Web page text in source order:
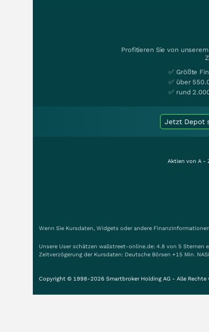
Profitieren Sie von
✅ Größte
✅ über
✅ rund
Jetzt Depot
Aktien von A -
Wenn Sie Kursdaten, Widgets oder andere
Unsere User schätzen wallstreet-online.de: 4.8 von 5
Zeitverzögerung der Kursdaten: Deutsche Börsen +15 Min.
Copyright © 1998-2026 Smartbroker Holding AG - Alle Rechte